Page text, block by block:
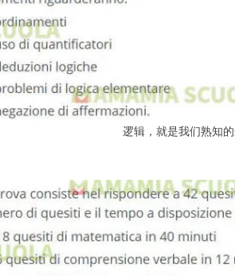
逻辑，就是我们熟知